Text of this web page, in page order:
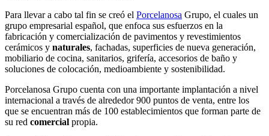
Para llevar a cabo tal fin se creó el Porcelanosa Grupo, el cuales un
grupo empresarial español, que enfoca sus esfuerzos en la
fabricación y comercialización de pavimentos y revestimientos
cerámicos y naturales, fachadas, superficies de nueva generación,
mobiliario de cocina, sanitarios, grifería, accesorios de baño y
soluciones de colocación, medioambiente y sostenibilidad.
Porcelanosa Grupo cuenta con una importante implantación a nivel
internacional a través de alrededor 900 puntos de venta, entre los
que se encuentran más de 100 establecimientos que forman parte de
su red comercial propia.